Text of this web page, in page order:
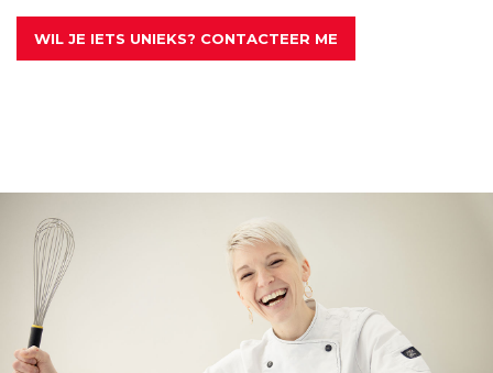
WIL JE IETS UNIEKS? CONTACTEER ME